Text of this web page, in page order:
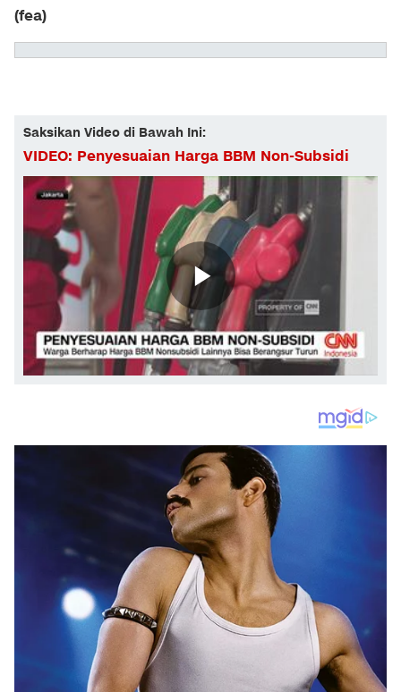
(fea)
Saksikan Video di Bawah Ini:
VIDEO: Penyesuaian Harga BBM Non-Subsidi